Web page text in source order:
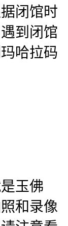
闭馆时
到闭馆
哈拉码
玉佛
和录像